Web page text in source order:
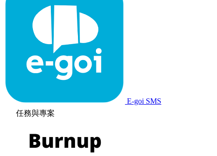
E-goi SMS
任務與專案